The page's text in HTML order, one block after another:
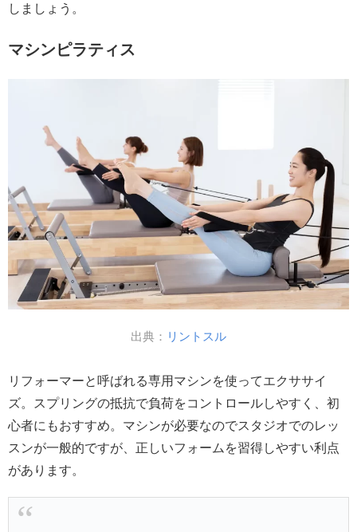
しましょう。
マシンピラティス
出典： リントスル
リフォーマーと呼ばれる専用マシンを使ってエクササイ
ズ。スプリングの抵抗で負荷をコントロールしやすく、初
心者にもおすすめ。マシンが必要なのでスタジオでのレッ
スンが一般的ですが、正しいフォームを習得しやすい利点
があります。